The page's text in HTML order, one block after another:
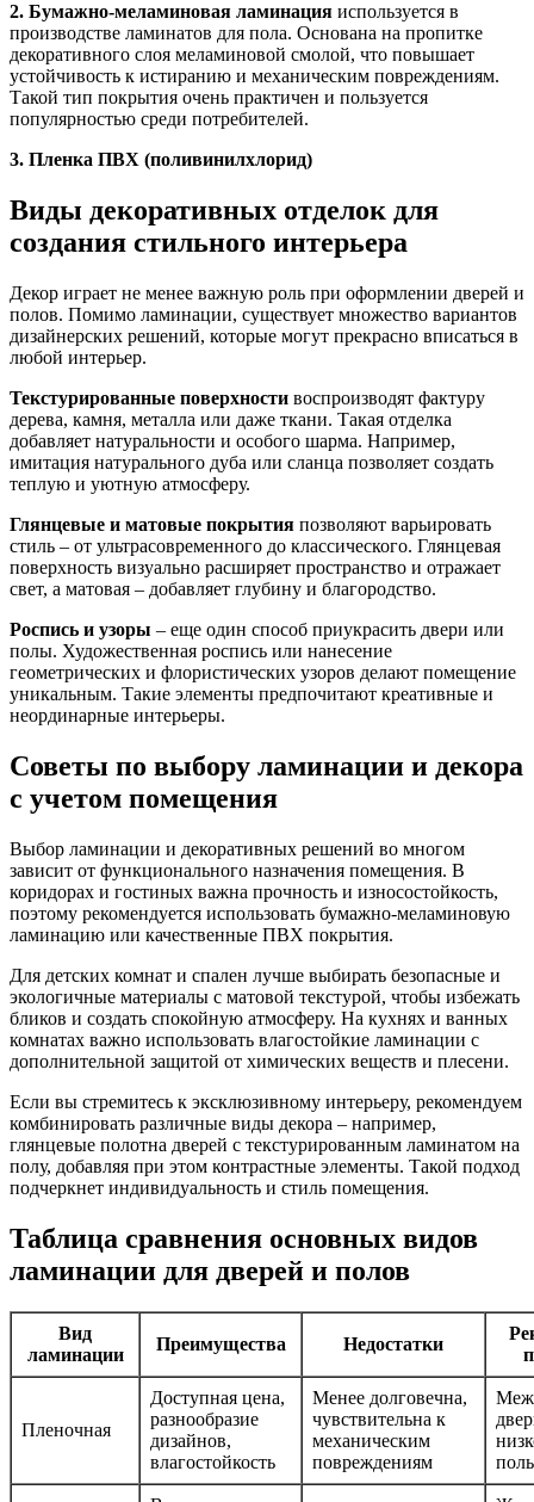
2. Бумажно-меламиновая ламинация используется в
производстве ламинатов для пола. Основана на пропитке
декоративного слоя меламиновой смолой, что повышает
устойчивость к истиранию и механическим повреждениям.
Такой тип покрытия очень практичен и пользуется
популярностью среди потребителей.
3. Пленка ПВХ (поливинилхлорид)
Виды декоративных отделок для
создания стильного интерьера
Декор играет не менее важную роль при оформлении дверей и
полов. Помимо ламинации, существует множество вариантов
дизайнерских решений, которые могут прекрасно вписаться в
любой интерьер.
Текстурированные поверхности воспроизводят фактуру
дерева, камня, металла или даже ткани. Такая отделка
добавляет натуральности и особого шарма. Например,
имитация натурального дуба или сланца позволяет создать
теплую и уютную атмосферу.
Глянцевые и матовые покрытия позволяют варьировать
стиль – от ультрасовременного до классического. Глянцевая
поверхность визуально расширяет пространство и отражает
свет, а матовая – добавляет глубину и благородство.
Роспись и узоры – еще один способ приукрасить двери или
полы. Художественная роспись или нанесение
геометрических и флористических узоров делают помещение
уникальным. Такие элементы предпочитают креативные и
неординарные интерьеры.
Советы по выбору ламинации и декора
с учетом помещения
Выбор ламинации и декоративных решений во многом
зависит от функционального назначения помещения. В
коридорах и гостиных важна прочность и износостойкость,
поэтому рекомендуется использовать бумажно-меламиновую
ламинацию или качественные ПВХ покрытия.
Для детских комнат и спален лучше выбирать безопасные и
экологичные материалы с матовой текстурой, чтобы избежать
бликов и создать спокойную атмосферу. На кухнях и ванных
комнатах важно использовать влагостойкие ламинации с
дополнительной защитой от химических веществ и плесени.
Если вы стремитесь к эксклюзивному интерьеру, рекомендуем
комбинировать различные виды декора – например,
глянцевые полотна дверей с текстурированным ламинатом на
полу, добавляя при этом контрастные элементы. Такой подход
подчеркнет индивидуальность и стиль помещения.
Таблица сравнения основных видов
ламинации для дверей и полов
Вид
ламинации
Преимущества Недостатки
Пленочная
Доступная цена,
разнообразие
дизайнов,
влагостойкость
Менее долговечна,
чувствительна к
механическим
повреждениям